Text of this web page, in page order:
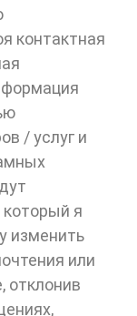
контактная
/ услуг и
который я
изменить
или
отклонив